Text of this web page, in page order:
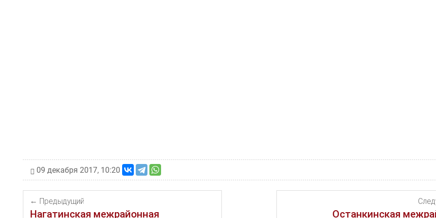
09 декабря 2017, 10:20
Предыдущий
Нагатинская межрайонная Останкинская